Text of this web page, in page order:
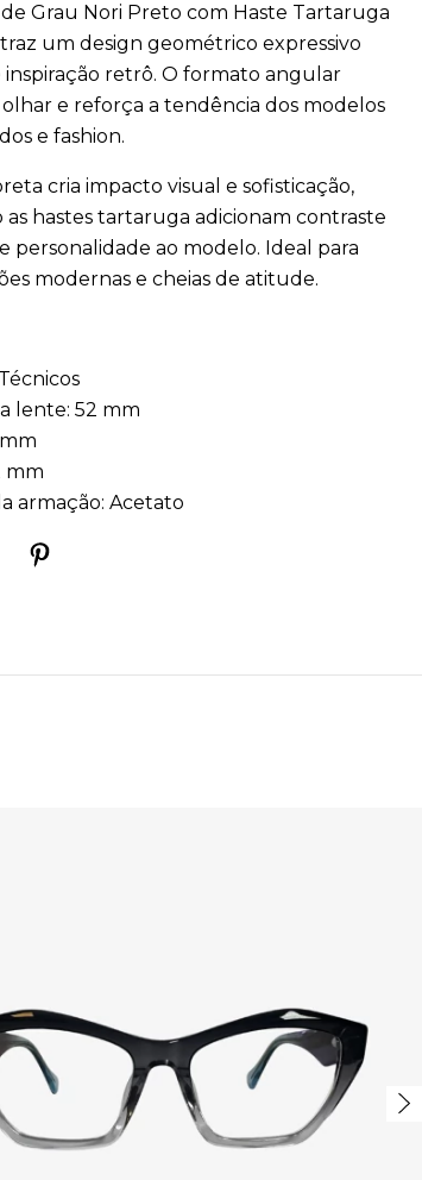
Grau Nori Preto com Haste Tartaruga
um design geométrico expressivo
retrô. O formato angular
e reforça a tendência dos modelos
e fashion.
cria impacto visual e sofisticação,
hastes tartaruga adicionam contraste
personalidade ao modelo. Ideal para
modernas e cheias de atitude.
lente: 52 mm
mm
armação: Acetato